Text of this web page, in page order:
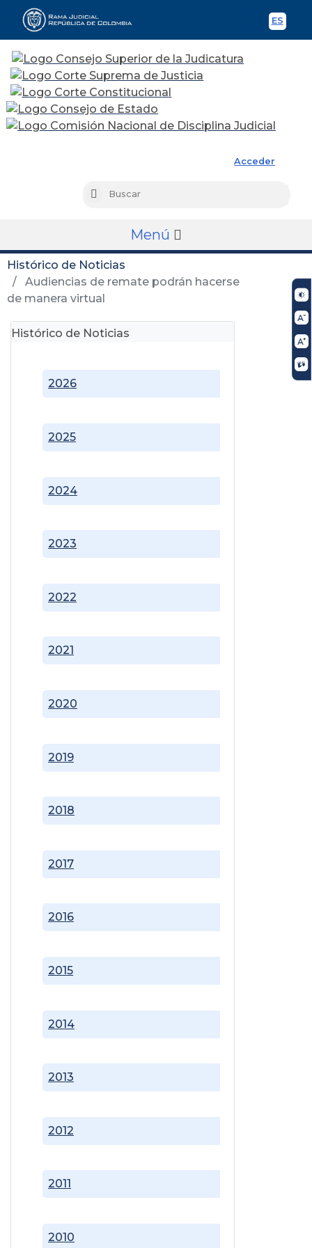
ES
Acceder
Buscar
Menú
Histórico de Noticias
Audiencias de remate podrán hacerse
de manera virtual
Histórico de Noticias
2010
2011
2012
2013
2014
2015
2016
2017
2018
2019
2020
2021
2022
2023
2024
2025
2026